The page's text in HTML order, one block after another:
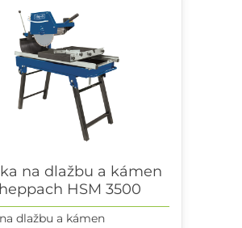
na dlažbu a kámen
HSM 3500
dlažbu a kámen